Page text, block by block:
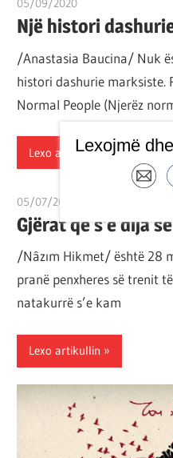
05/09/2020
Një histori
/Anastasia Baucina/ Nuk
histori dashurie marksiste.
Normal People (Njerëz
Lexo artikullin
05/07/2020
Gjërat që s’e dija
/Nâzım Hikmet/ është 28
pranë penxheres së trenit
natakurrë s’e kam
Lexo artikullin
Lexojmë